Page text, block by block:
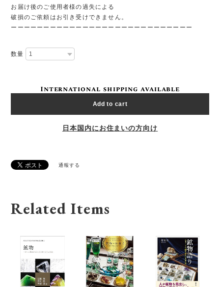
お届け後のご使用者様の過失による
破損のご依頼はお引き受けできません。
ーーーーーーーーーーーーーーーーーーーーーーーーーーーー
数量
International shipping available
Add to cart
日本国内にお住まいの方向け
通報する
Related Items